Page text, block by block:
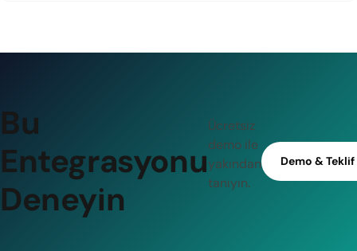
Bu
Entegrasyonu
Deneyin
Ücretsiz
demo ile
yakından
tanıyın.
Demo &